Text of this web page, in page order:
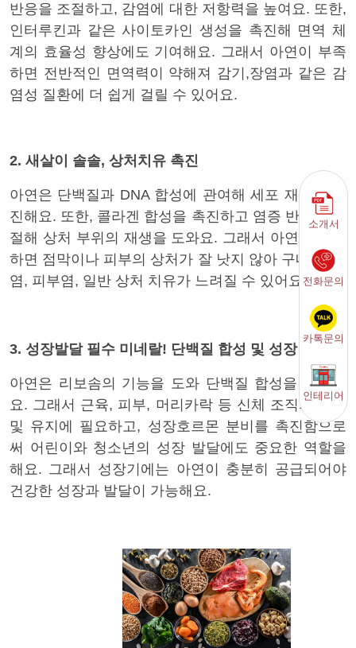
반응을 조절하고, 감염에 대한 저항력을 높여요. 또한,
인터루킨과 같은 사이토카인 생성을 촉진해 면역 체
계의 효율성 향상에도 기여해요. 그래서 아연이 부족
하면 전반적인 면역력이 약해져 감기,장염과 같은 감
염성 질환에 더 쉽게 걸릴 수 있어요.
2. 새살이 솔솔, 상처치유 촉진
아연은 단백질과 DNA 합성에 관여해 세포 재생을 촉
진해요. 또한, 콜라겐 합성을 촉진하고 염증 반응을 조
절해 상처 부위의 재생을 도와요. 그래서 아연이 부족
하면 점막이나 피부의 상처가 잘 낫지 않아 구내염, 위
염, 피부염, 일반 상처 치유가 느려질 수 있어요
3. 성장발달 필수 미네랄! 단백질 합성 및 성장 촉진
아연은 리보솜의 기능을 도와 단백질 합성을 촉진해
요. 그래서 근육, 피부, 머리카락 등 신체 조직의 성장
및 유지에 필요하고, 성장호르몬 분비를 촉진함으로
써 어린이와 청소년의 성장 발달에도 중요한 역할을
해요. 그래서 성장기에는 아연이 충분히 공급되어야
건강한 성장과 발달이 가능해요.
소개서
전화문의
카톡문의
인테리어